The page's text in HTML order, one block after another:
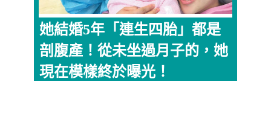
她結婚5年「連生四胎」都是
剖腹產！從未坐過月子的，她
現在模樣終於曝光！